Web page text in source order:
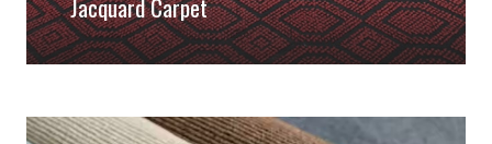
Jacquard Carpet